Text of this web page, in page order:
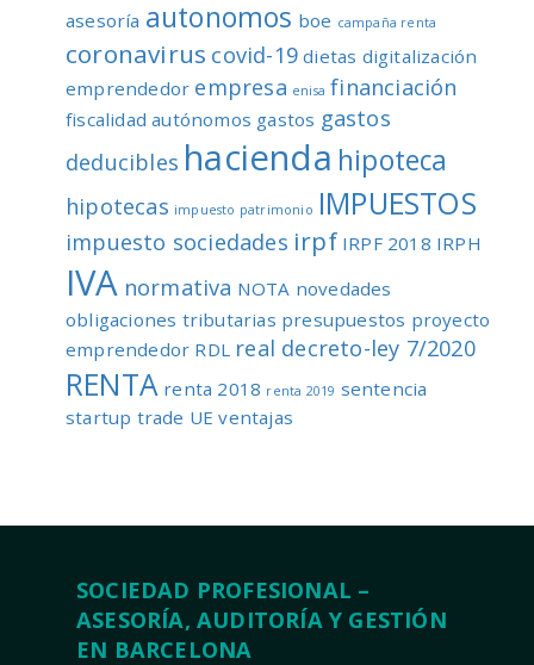
asesoría autonomos boe campaña renta
coronavirus covid-19 dietas digitalización
emprendedor empresa enisa financiación
fiscalidad autónomos gastos gastos
deducibles hacienda hipoteca
hipotecas impuesto patrimonio IMPUESTOS
impuesto sociedades irpf IRPF 2018 IRPH
IVA normativa NOTA novedades
obligaciones tributarias presupuestos proyecto
emprendedor RDL real decreto-ley 7/2020
RENTA renta 2018 renta 2019 sentencia
startup trade UE ventajas
SOCIEDAD PROFESIONAL –
ASESORÍA, AUDITORÍA Y GESTIÓN
EN BARCELONA